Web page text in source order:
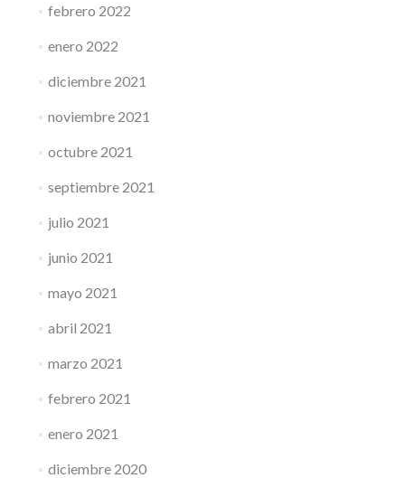
febrero 2022
enero 2022
diciembre 2021
noviembre 2021
octubre 2021
septiembre 2021
julio 2021
junio 2021
mayo 2021
abril 2021
marzo 2021
febrero 2021
enero 2021
diciembre 2020